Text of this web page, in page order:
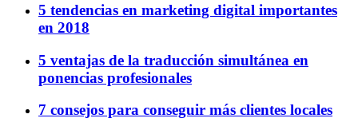
5 tendencias en marketing digital importantes
en 2018
5 ventajas de la traducción simultánea en
ponencias profesionales
7 consejos para conseguir más clientes locales